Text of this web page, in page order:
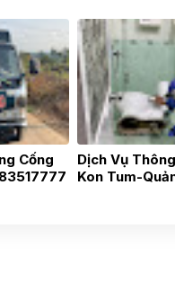
Cống
Dịch Vụ
Kon Tum-